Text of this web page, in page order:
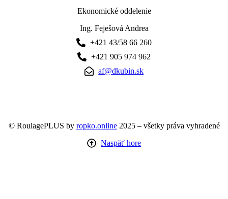
Ekonomické oddelenie
Ing. Feješová Andrea
+421 43/58 66 260
+421 905 974 962
af@dkubin.sk
© RoulagePLUS by ropko.online2025 – všetky práva vyhradené
Naspäť hore